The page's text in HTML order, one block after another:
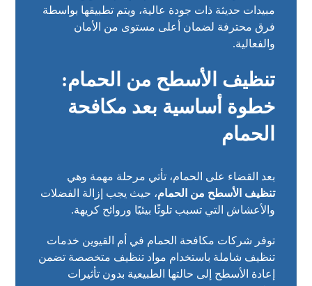
مبيدات حديثة ذات جودة عالية، ويتم تطبيقها بواسطة
فرق محترفة لضمان أعلى مستوى من الأمان
والفعالية.
تنظيف الأسطح من الحمام:
خطوة أساسية بعد مكافحة
الحمام
بعد القضاء على الحمام، تأتي مرحلة مهمة وهي
تنظيف الأسطح من الحمام، حيث يجب إزالة الفضلات
والأعشاش التي تسبب تلوثًا بيئيًا وروائح كريهة.
توفر شركات مكافحة الحمام في أم القيوين خدمات
تنظيف شاملة باستخدام مواد تنظيف متخصصة تضمن
إعادة الأسطح إلى حالتها الطبيعية بدون تأثيرات